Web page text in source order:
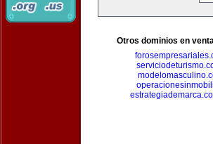
Otros dominios en